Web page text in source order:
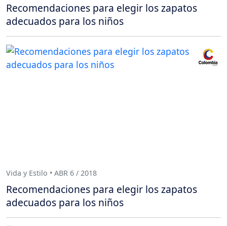
Recomendaciones para elegir los zapatos
adecuados para los niños
Vida y Estilo • ABR 6 / 2018
Recomendaciones para elegir los zapatos
adecuados para los niños